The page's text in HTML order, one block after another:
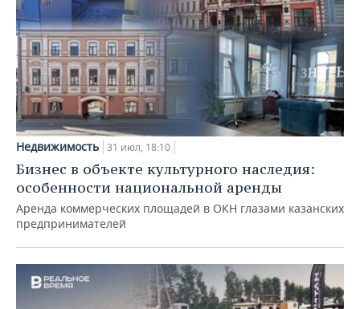
Недвижимость 31 июл, 18:10
Бизнес в объекте культурного наследия:
особенности национальной аренды
Аренда коммерческих площадей в ОКН глазами казанских
предпринимателей